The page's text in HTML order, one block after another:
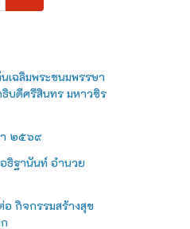
เฉลิมพระชนมพรรษา
ธิบดีศรีสินทร มหาวชิร
า ๒๕๖๙
ธิฐานันท์ อำนวย
อ กิจกรรมสร้างสุข